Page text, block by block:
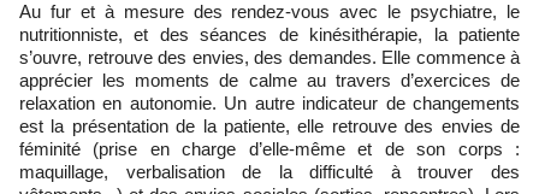
Au fur et à mesure des rendez-vous avec le psychiatre, le
nutritionniste, et des séances de kinésithérapie, la patiente
s’ouvre, retrouve des envies, des demandes. Elle commence à
apprécier les moments de calme au travers d’exercices de
relaxation en autonomie. Un autre indicateur de changements
est la présentation de la patiente, elle retrouve des envies de
féminité (prise en charge d’elle-même et de son corps :
maquillage, verbalisation de la difficulté à trouver des